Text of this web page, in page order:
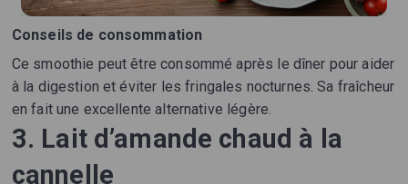
Conseils de consommation
Ce smoothie peut être consommé après le dîner pour aider
à la digestion et éviter les fringales nocturnes. Sa fraîcheur
en fait une excellente alternative légère.
3. Lait d’amande chaud à la
cannelle